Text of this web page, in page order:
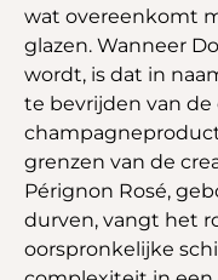
wat overeenkomt
glazen. Wanneer
wordt, is dat in
te bevrijden van
grenzen van de
Pérignon Rosé,
durven, vangt het
oorspronkelijke